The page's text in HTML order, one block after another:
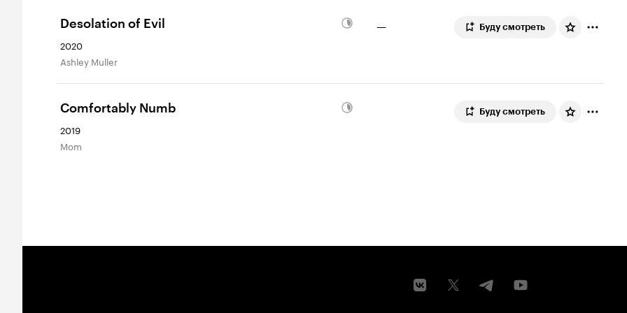
Desolation of Evil
2020
Ashley Muller
— Буду смотреть
Comfortably Numb
2019
Mom
Буду смотреть